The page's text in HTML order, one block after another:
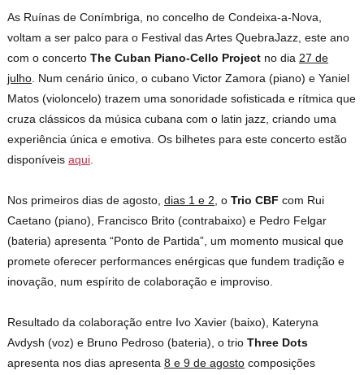
As Ruínas de Conímbriga, no concelho de Condeixa-a-Nova,
voltam a ser palco para o Festival das Artes QuebraJazz, este ano
com o concertoThe Cuban Piano-Cello Project no dia 27 de
julho . Num cenário único, o cubano Victor Zamora (piano) e Yaniel
Matos (violoncelo) trazem uma sonoridade sofisticada e rítmica que
cruza clássicos da música cubana com o latin jazz, criando uma
experiência única e emotiva. Os bilhetes para este concerto estão
disponíveisaqui
Nos primeiros dias de agosto,dias 1 e 2 , oTrio CBF com Rui
Caetano (piano), Francisco Brito (contrabaixo) e Pedro Felgar
(bateria) apresenta “Ponto de Partida”, um momento musical que
promete oferecer performances enérgicas que fundem tradição e
inovação, num espírito de colaboração e improviso.
Resultado da colaboração entre Ivo Xavier (baixo), Kateryna
Avdysh (voz) e Bruno Pedroso (bateria), o trioThree Dots
apresenta nos dias apresenta8 e 9 de agosto composições